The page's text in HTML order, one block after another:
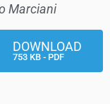
Marciani
DOWNLOAD
753 KB - PDF